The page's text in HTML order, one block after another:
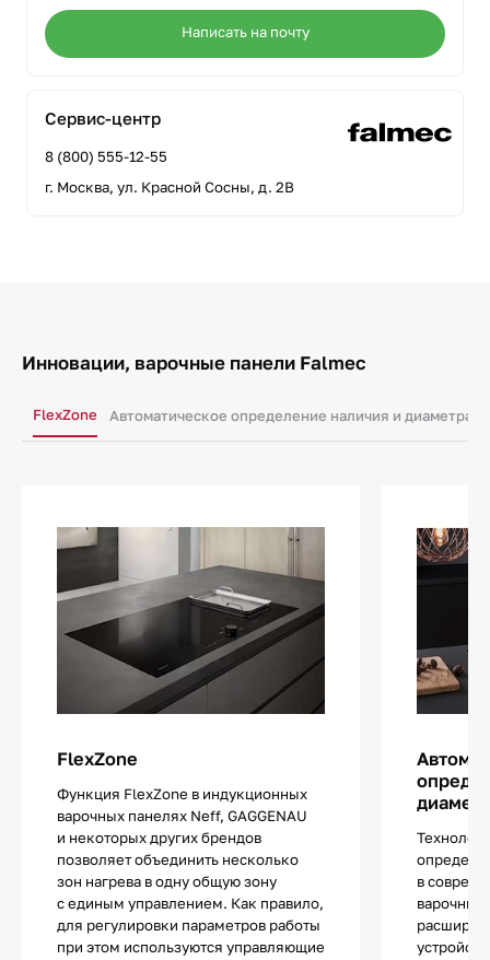
Написать на почту
Сервис-центр
8 (800) 555-12-55
г. Москва, ул. Красной Сосны, д. 2В
Инновации, варочные панели Falmec
FlexZone Автоматическое определение наличия и диаметра
FlexZone
Функция FlexZone в индукционных
варочных панелях Neff, GAGGENAU
и некоторых других брендов
позволяет объединить несколько
зон нагрева в одну общую зону
с единым управлением. Как правило,
для регулировки параметров работы
при этом используются управляющие
в
варочных